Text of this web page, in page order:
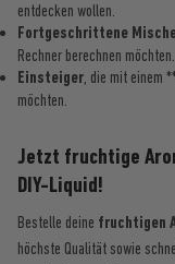
entdecken wollen.
Fortgeschrittene
Rechner berechnen möchten.
Einsteiger , die mit einem
möchten.
Jetzt fruchtige
DIY-Liquid!
Bestelle deine fruchtigen
höchste Qualität sowie